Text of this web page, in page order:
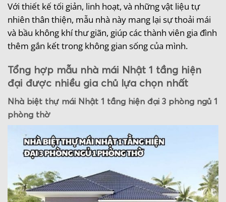
Với thiết kế tối giản, linh hoạt, và những vật liệu tự
nhiên thân thiện, mẫu nhà này mang lại sự thoải mái
và bầu không khí thư giãn, giúp các thành viên gia đình
thêm gắn kết trong không gian sống của mình.
Tổng hợp mẫu nhà mái Nhật 1 tầng hiện
đại được nhiều gia chủ lựa chọn nhất
Nhà biệt thự mái Nhật 1 tầng hiện đại 3 phòng ngủ 1
phòng thờ